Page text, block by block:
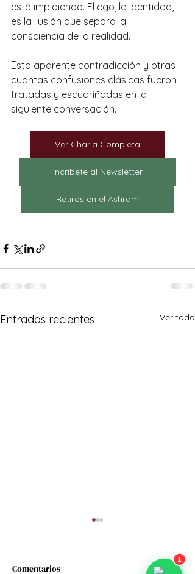
está impidiendo. El ego, la identidad,
es la ilusión que separa la
consciencia de la realidad.
Esta aparente contradicción y otras
cuantas confusiones clásicas fueron
tratadas y escudriñadas en la
siguiente conversación.
Ver Charla Completa
Incríbete al Newsletter
Retiros en el Ashram
Entradas recientes Ver todo
Comentarios